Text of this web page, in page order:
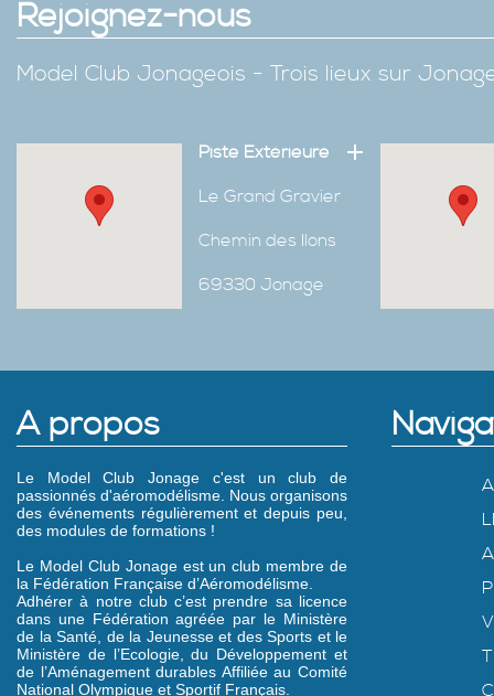
Rejoignez-nous
Model Club Jonageois - Trois lieux sur
Piste Extérieure
Le Grand Gravier
Chemin des Ilons
69330 Jonage
A propos
Le Model Club Jonage c'est un club de
passionnés d'aéromodélisme. Nous organisons
des événements régulièrement et depuis peu,
des modules de formations !
Le Model Club Jonage est un club membre de
la Fédération Française d’Aéromodélisme.
Adhérer à notre club c’est prendre sa licence
dans une Fédération agréée par le Ministère
de la Santé, de la Jeunesse et des Sports et le
Ministère de l’Ecologie, du Développement et
de l’Aménagement durables Affiliée au Comité
National Olympique et Sportif Français.